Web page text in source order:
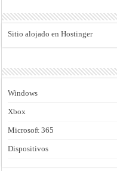
Sitio alojado en Hostinger
Windows
Xbox
Microsoft 365
Dispositivos